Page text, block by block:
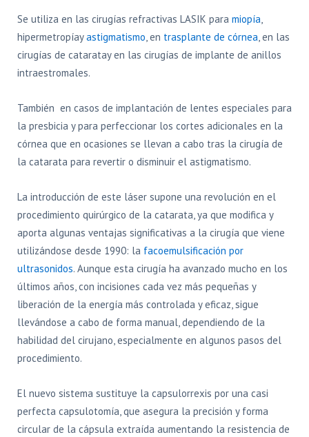
Se utiliza en las cirugías refractivas LASIK para miopía,
hipermetropíayastigmatismo, en trasplante de córnea, en las
cirugías de cataratay en las cirugías de implante de anillos
intraestromales.
También en casos de implantación de lentes especiales para
la presbicia y para perfeccionar los cortes adicionales en la
córnea que en ocasiones se llevan a cabo tras la cirugía de
la catarata para revertir o disminuir el astigmatismo.
La introducción de este láser supone una revolución en el
procedimiento quirúrgico de la catarata, ya que modifica y
aporta algunas ventajas significativas a la cirugía que viene
utilizándose desde 1990: la facoemulsificación por
ultrasonidos. Aunque esta cirugía ha avanzado mucho en los
últimos años, con incisiones cada vez más pequeñas y
liberación de la energía más controlada y eficaz, sigue
llevándose a cabo de forma manual, dependiendo de la
habilidad del cirujano, especialmente en algunos pasos del
procedimiento.
El nuevo sistema sustituye la capsulorrexis por una casi
perfecta capsulotomía, que asegura la precisión y forma
circular de la cápsula extraída aumentando la resistencia de